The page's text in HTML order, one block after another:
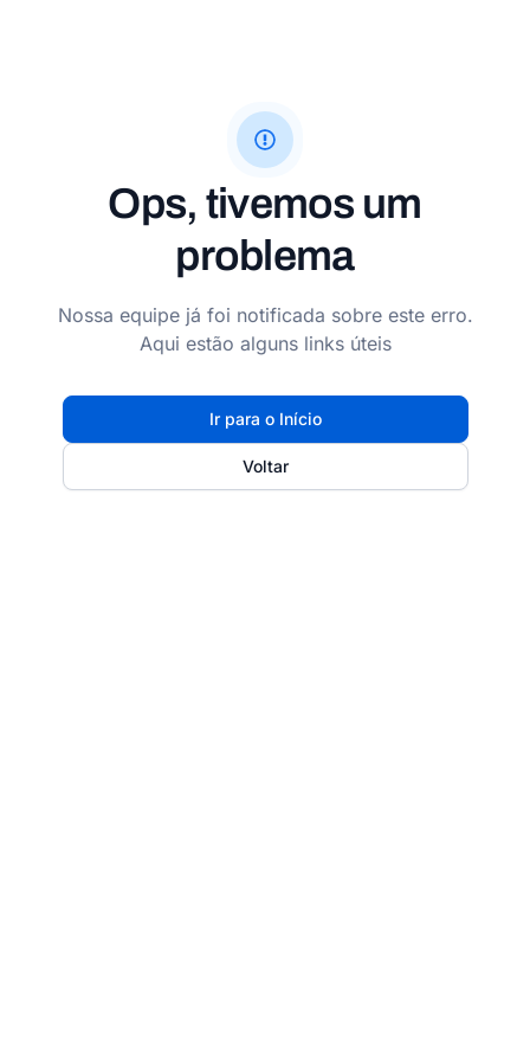
Ops, tivemos um
problema
Nossa equipe já foi notificada sobre este erro.
Aqui estão alguns links úteis
Ir para o Início
Voltar